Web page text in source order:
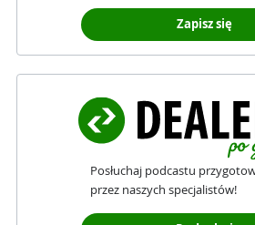
Zapisz się
Posłuchaj podcastu
przez naszych specjalistów!